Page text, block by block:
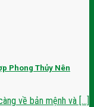
Phong Thủy Nên
về bản mệnh và [...]